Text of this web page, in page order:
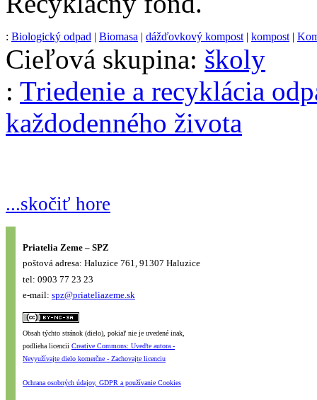
: Biologický odpad | Biomasa | dážďovkový kompost | kompost |
Cieľová skupina: školy
: Triedenie a recyklácia
každodenného života
...skočiť hore
Priatelia Zeme – SPZ
poštová adresa: Haluzice 761, 91307 Haluzice
tel: 0903 77 23 23
e-mail: spz@priateliazeme.sk
Obsah týchto stránok (dielo), pokiaľ nie je uvedené inak,
podlieha licencii Creative Commons: Uveďte autora -
Nevyužívajte dielo komerčne - Zachovajte licenciu
Ochrana osobných údajov, GDPR a používanie Cookies